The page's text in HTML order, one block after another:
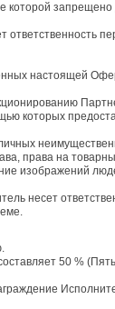
которой
настоящей
которых
права на
изображений
несет
50 %